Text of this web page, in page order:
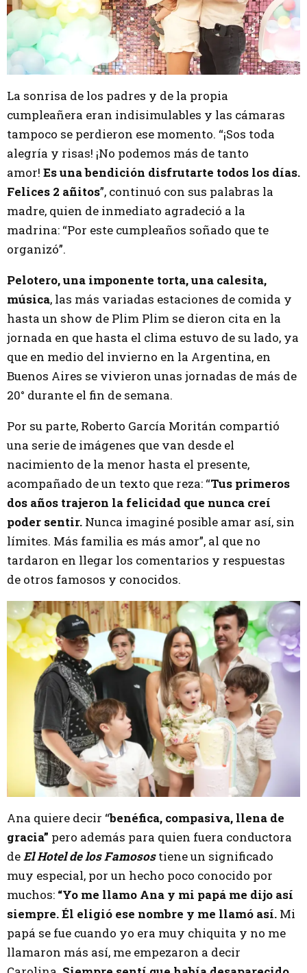
La sonrisa de los padres y de la propia
cumpleañera eran indisimulables y las cámaras
tampoco se perdieron ese momento. “¡Sos toda
alegría y risas! ¡No podemos más de tanto
amor! Es una bendición disfrutarte todos los días.
Felices 2 añitos”, continuó con sus palabras la
madre, quien de inmediato agradeció a la
madrina: “Por este cumpleaños soñado que te
organizó”.
Pelotero, una imponente torta, una calesita,
música, las más variadas estaciones de comida y
hasta un show de Plim Plim se dieron cita en la
jornada en que hasta el clima estuvo de su lado, ya
que en medio del invierno en la Argentina, en
Buenos Aires se vivieron unas jornadas de más de
20° durante el fin de semana.
Por su parte, Roberto García Moritán compartió
una serie de imágenes que van desde el
nacimiento de la menor hasta el presente,
acompañado de un texto que reza: “Tus primeros
dos años trajeron la felicidad que nunca creí
poder sentir. Nunca imaginé posible amar así, sin
límites. Más familia es más amor”, al que no
tardaron en llegar los comentarios y respuestas
de otros famosos y conocidos.
Ana quiere decir “benéfica, compasiva, llena de
gracia” pero además para quien fuera conductora
deEl Hotel de los Famosostiene un significado
muy especial, por un hecho poco conocido por
muchos: “Yo me llamo Ana y mi papá me dijo así
siempre. Él eligió ese nombre y me llamó así. Mi
papá se fue cuando yo era muy chiquita y no me
llamaron más así, me empezaron a decir